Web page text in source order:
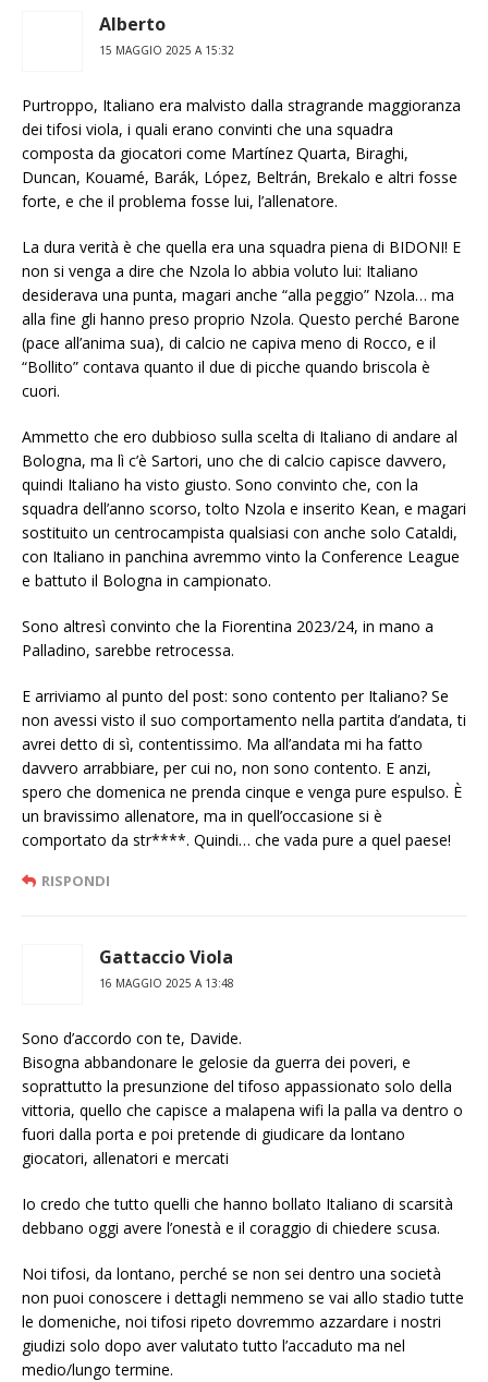
Alberto
15 MAGGIO 2025 A 15:32
Purtroppo, Italiano era malvisto dalla stragrande maggioranza
dei tifosi viola, i quali erano convinti che una squadra
composta da giocatori come Martínez Quarta, Biraghi,
Duncan, Kouamé, Barák, López, Beltrán, Brekalo e altri fosse
forte, e che il problema fosse lui, l’allenatore.
La dura verità è che quella era una squadra piena di BIDONI! E
non si venga a dire che Nzola lo abbia voluto lui: Italiano
desiderava una punta, magari anche “alla peggio” Nzola… ma
alla fine gli hanno preso proprio Nzola. Questo perché Barone
(pace all’anima sua), di calcio ne capiva meno di Rocco, e il
“Bollito” contava quanto il due di picche quando briscola è
cuori.
Ammetto che ero dubbioso sulla scelta di Italiano di andare al
Bologna, ma lì c’è Sartori, uno che di calcio capisce davvero,
quindi Italiano ha visto giusto. Sono convinto che, con la
squadra dell’anno scorso, tolto Nzola e inserito Kean, e magari
sostituito un centrocampista qualsiasi con anche solo Cataldi,
con Italiano in panchina avremmo vinto la Conference League
e battuto il Bologna in campionato.
Sono altresì convinto che la Fiorentina 2023/24, in mano a
Palladino, sarebbe retrocessa.
E arriviamo al punto del post: sono contento per Italiano? Se
non avessi visto il suo comportamento nella partita d’andata, ti
avrei detto di sì, contentissimo. Ma all’andata mi ha fatto
davvero arrabbiare, per cui no, non sono contento. E anzi,
spero che domenica ne prenda cinque e venga pure espulso. È
un bravissimo allenatore, ma in quell’occasione si è
comportato da str****. Quindi… che vada pure a quel paese!
RISPONDI
Gattaccio Viola
16 MAGGIO 2025 A 13:48
Sono d’accordo con te, Davide.
Bisogna abbandonare le gelosie da guerra dei poveri, e
soprattutto la presunzione del tifoso appassionato solo della
vittoria, quello che capisce a malapena wifi la palla va dentro o
fuori dalla porta e poi pretende di giudicare da lontano
giocatori, allenatori e mercati
Io credo che tutto quelli che hanno bollato Italiano di scarsità
debbano oggi avere l’onestà e il coraggio di chiedere scusa.
Noi tifosi, da lontano, perché se non sei dentro una società
non puoi conoscere i dettagli nemmeno se vai allo stadio tutte
le domeniche, noi tifosi ripeto dovremmo azzardare i nostri
giudizi solo dopo aver valutato tutto l’accaduto ma nel
medio/lungo termine.